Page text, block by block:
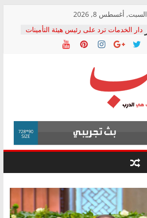
السبت, أغسطس 8, 2026
دار الخدمات ترد على رئيس هيئة التأمينات
بعد مؤتمره الصحفي: إنكار الأزمة لا ينهي
معاناة أصحاب المعاشات.. ونطالب بكشف
فرحات سليمان يكتب: القطاع الصحي إلى
أين؟
حزب التحالف الشعبي يطلق لجنة “الحق
في الصحة” بالإسكندرية لرصد الانتهاكات
ودعم المرضى
الوزاري لمدينة الصحفيين.. وانتهاء أعمال
إنشاء المبنى الإداري
المجلس القومي لحقوق الإنسان يعلن
متابعة قضية الدكتور محمد زهران.. ويؤكد:
قرينة البراءة وضمانات المحاكمة العادلة